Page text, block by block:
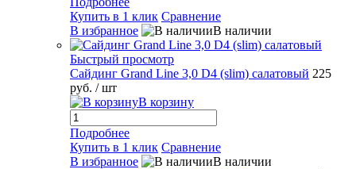
Купить в 1 клик Сравнение
В избранное
В наличии
Быстрый просмотр
Сайдинг Grand Line 3,0 D4 (slim) салатовый 225
руб. / шт
В корзину
Подробнее
Купить в 1 клик Сравнение
В избранное
В наличии